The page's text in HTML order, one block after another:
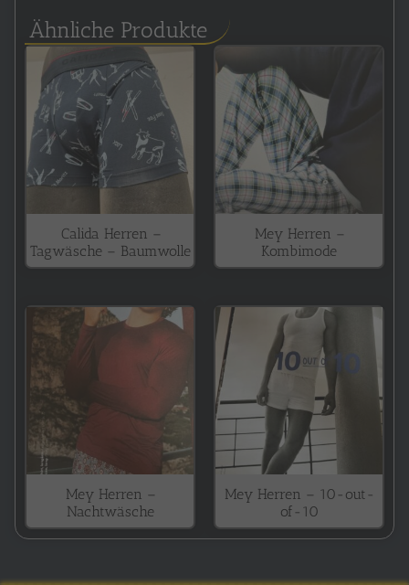
Ähnliche Produkte
Calida Herren –
Tagwäsche – Baumwolle
Mey Herren –
Kombimode
Mey Herren –
Nachtwäsche
Mey Herren – 10-out-
of-10